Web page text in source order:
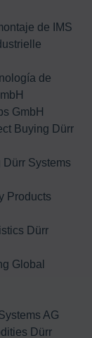
de IMS
de
GmbH
Buying Dürr
Systems
Products
Dürr
Global
AG
Dürr